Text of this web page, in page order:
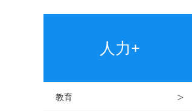
人力+
教育 >